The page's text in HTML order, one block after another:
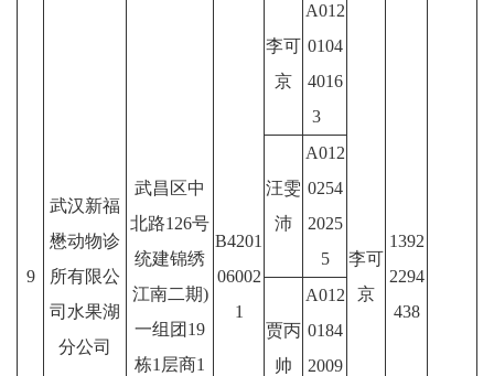
9
武汉新福
懋动物诊
所有限公
司水果湖
分公司
武昌区中
北路126号
统建锦绣
江南二期)
一组团19
栋1层商1
B4201
06002
1
李可
京
A012
0104
4016
3
李可
京
1392
2294
438
汪雯
沛
A012
0254
2025
5
贾丙
帅
A012
0184
2009